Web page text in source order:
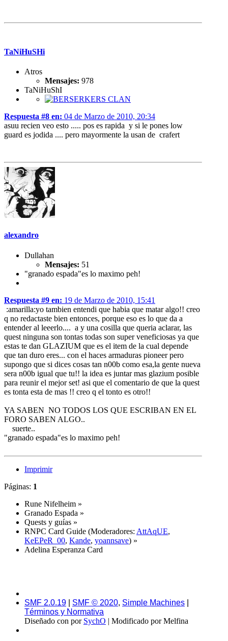
TaNiHuSHi
Atros
Mensajes: 978
TaNiHuShI
Respuesta #8 en: 04 de Marzo de 2010, 20:34
asuu recien veo esto ..... pos es rapida y si le pones low
guard es jodida .... pero mayormente la usan de crafert
alexandro
Dullahan
Mensajes: 51
"granado espada"es lo maximo peh!
Respuesta #9 en: 19 de Marzo de 2010, 15:41
:amarilla:yo tambien entendi que habia que matar algo!! creo
q no redactaste bien entonces, porque eso es lo que da a
entender al leeerlo.... a y una cosilla que queria aclarar, las
quest ninguna son tontas todas son super veneficiosas ya que
estas te dan GLAZIUM que es el item de la cual depende
que tan duro eres... con el haces armaduras pioneer pero
supongo que si dices cosas tan n00b como esa,la gente nueva
sera n00b igual que tu!! la idea es juntar mas glazium posible
para reunir el mejor set! asi que el comentario de que la quest
es tonta esta de mas !! creo q el tonto es otro!!
YA SABEN NO TODOS LOS QUE ESCRIBAN EN EL
FORO SABEN ALGO..
suerte..
"granado espada"es lo maximo peh!
Imprimir
Páginas: 1
Rune Nifelheim »
Granado Espada »
Quests y guías »
RNPC Card Guide (Moderadores: AttAqUE,
KeEPeR_00, Kande, yoannsave) »
Adelina Esperanza Card
SMF 2.0.19 SMF © 2020, Simple Machines
Términos y Normativa
Diseñado con por SychO | Modificado por Melfina